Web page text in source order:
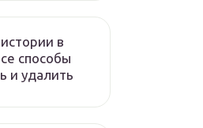
в
способы
и удалить